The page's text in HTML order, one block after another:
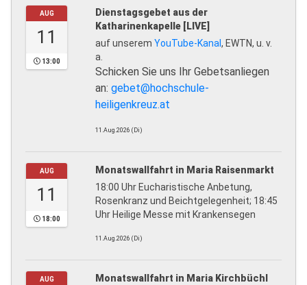
AUG
11
13:00
Dienstagsgebet aus der
Katharinenkapelle [LIVE]
auf unserem YouTube-Kanal, EWTN, u. v.
a.
Schicken Sie uns Ihr Gebetsanliegen
an: gebet@hochschule-
heiligenkreuz.at
11.Aug.2026 (Di)
AUG
11
18:00
Monatswallfahrt in Maria Raisenmarkt
18:00 Uhr Eucharistische Anbetung,
Rosenkranz und Beichtgelegenheit; 18:45
Uhr Heilige Messe mit Krankensegen
11.Aug.2026 (Di)
AUG
Monatswallfahrt in Maria Kirchbüchl